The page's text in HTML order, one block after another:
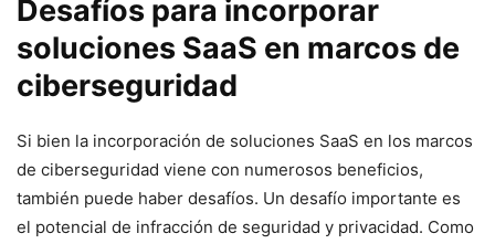
Desafíos‌ para incorporar
soluciones SaaS en marcos de
ciberseguridad
Si bien la incorporación de ⁤soluciones SaaS en los marcos
de ciberseguridad viene con numerosos beneficios,
también puede haber desafíos. Un desafío‍ importante es
el potencial de infracción de seguridad y privacidad. Como